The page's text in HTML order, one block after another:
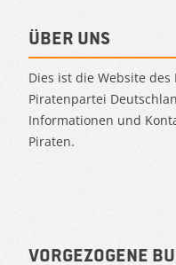
Über uns
Dies ist die Website
Piratenpartei
Informationen und
Piraten.
Vorgezogene